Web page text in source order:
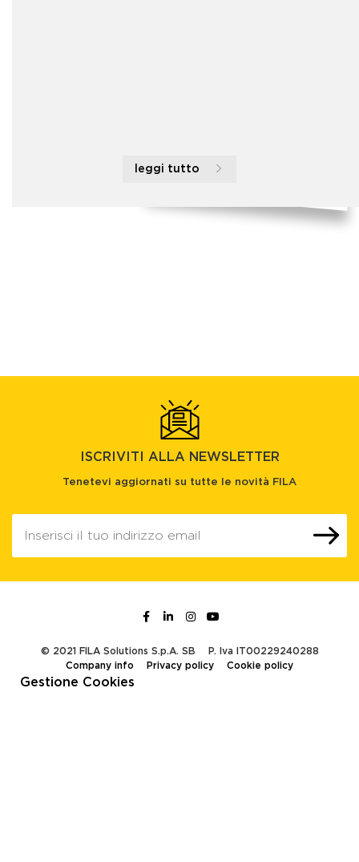
leggi tutto
ISCRIVITI ALLA NEWSLETTER
Tenetevi aggiornati su tutte le novità FILA
© 2021 FILA Solutions S.p.A. SB
P. Iva IT00229240288
Company info
Privacy policy Cookie policy
Gestione Cookies